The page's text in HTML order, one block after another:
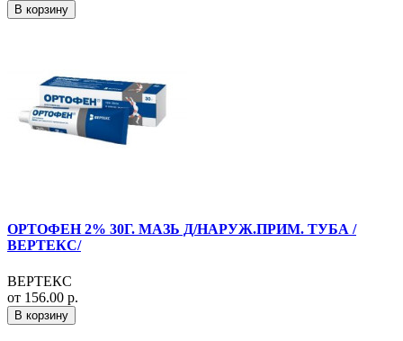
В корзину
ОРТОФЕН 2% 30Г. МАЗЬ Д/НАРУЖ.ПРИМ. ТУБА /
ВЕРТЕКС/
ВЕРТЕКС
от 156.00 р.
В корзину